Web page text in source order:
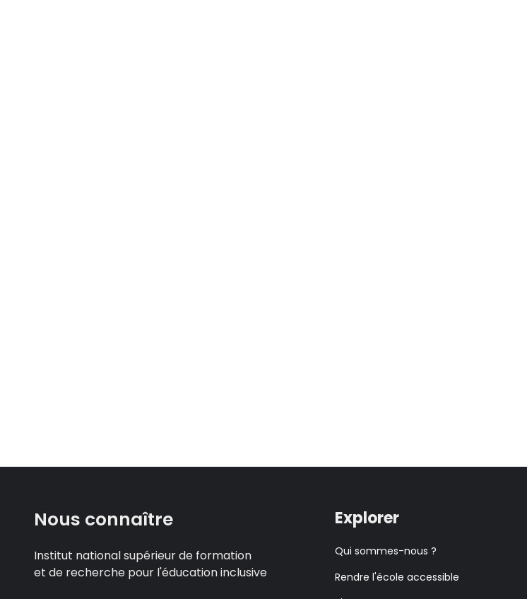
Nous connaître
Institut national supérieur de formation
et de recherche pour l'éducation inclusive
Explorer
Qui sommes-nous ?
Rendre l'école accessible